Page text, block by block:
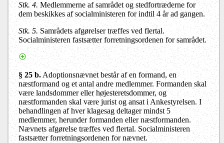
Stk. 4.Medlemmerne af samrådet og stedfortræderne for
dem beskikkes af socialministeren for indtil 4 år ad gangen.
Stk. 5. Samrådets afgørelser træffes ved flertal.
Socialministerenfastsætter forretningsordenen for samrådet.
§ 25 b. Adoptionsnævnet består af en formand, en
næstformand og et antal andre medlemmer. Formanden skal
være landsdommer eller højesteretsdommer, og
næstformanden skal være jurist og ansat i Ankestyrelsen. I
behandlingen af hver klagesag deltager mindst 5
medlemmer, herunder formanden eller næstformanden.
Nævnets afgørelse træffes ved flertal. Socialministeren
fastsætter forretningsordenen for nævnet.